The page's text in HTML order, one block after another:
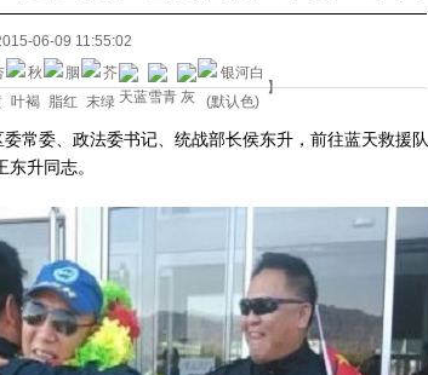
06-09 11:55:02
】
委、政法委书记、统战部长侯东升，前往蓝天救援队
升同志。